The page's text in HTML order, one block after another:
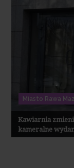
Miasto Rawa
Kawiarnia
kameralne